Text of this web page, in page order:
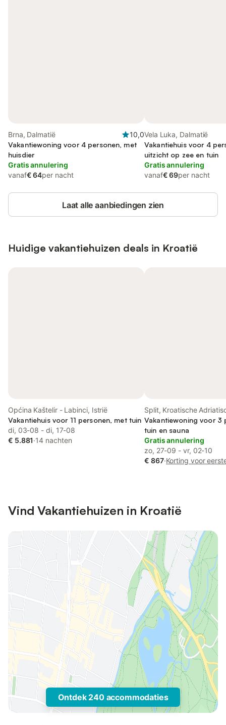
Brna, Dalmatië
10,0
Vakantiewoning voor 4 personen, met
huisdier
Gratis annulering
vanaf€ 64per nacht
Vela Luka, Dalmatië
Vakantiehuis voor 4
uitzicht op zee en tuin
Gratis annulering
vanaf€ 69per nacht
Laat alle aanbiedingen zien
Huidige vakantiehuizen deals in Kroatië
Općina Kaštelir - Labinci, Istrië
Vakantiehuis voor 11 personen, met tuin
di, 03-08 - di, 17-08
€ 5.881·14 nachten
Split, Kroatische
Vakantiewoning voor 3
tuin en sauna
Gratis annulering
zo, 27-09 - vr, 02-10
€ 867·Korting voor
Vind Vakantiehuizen in Kroatië
Ontdek 240 accommodaties